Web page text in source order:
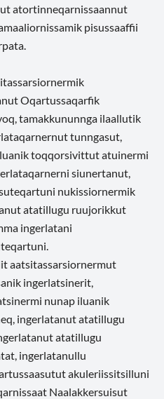
atortinneqarnissaannut
pisussaaffii
Oqartussaqarfik
tamakkununnga ilaallutik
tunngasut,
toqqorsivittut atuinermi
siunertanut,
nukissiornermik
atatillugu ruujorikkut
ingerlatani
aatsitassarsiornermut
ingerlatsinerit,
nunap iluanik
ingerlatanut atatillugu
atatillugu
ingerlatanullu
akuleriissitsilluni
Naalakkersuisut